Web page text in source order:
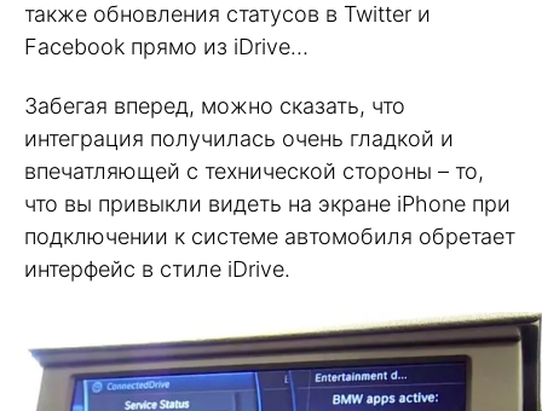
также обновления статусов в Twitter и
Facebook прямо из iDrive…
Забегая вперед, можно сказать, что
интеграция получилась очень гладкой и
впечатляющей с технической стороны – то,
что вы привыкли видеть на экране iPhone при
подключении к системе автомобиля обретает
интерфейс в стиле iDrive.